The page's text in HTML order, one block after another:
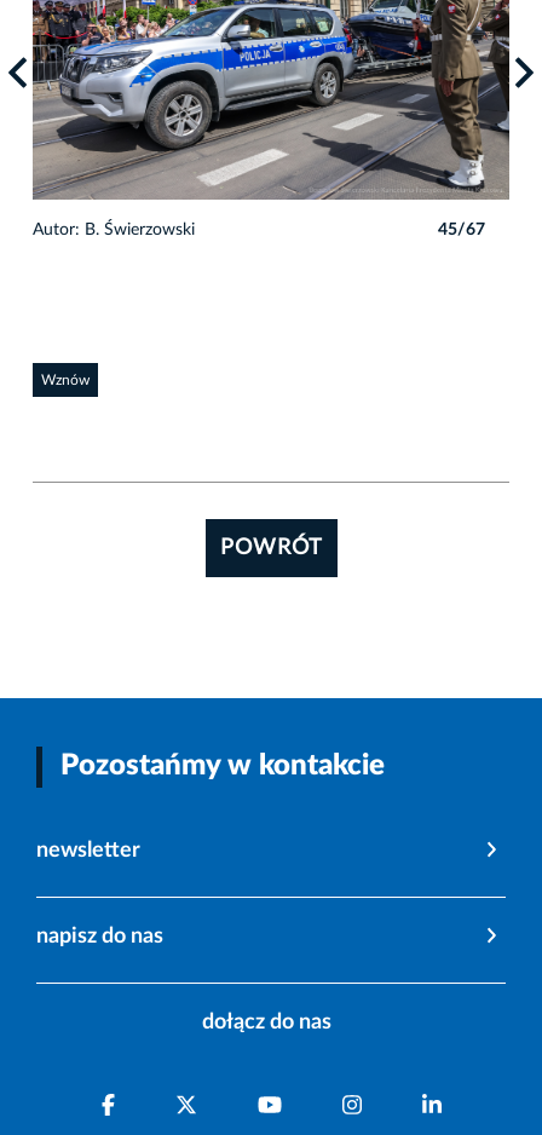
Autor: B. Świerzowski 45/67
Wznów
POWRÓT
Pozostańmy w kontakcie
newsletter
napisz do nas
dołącz do nas